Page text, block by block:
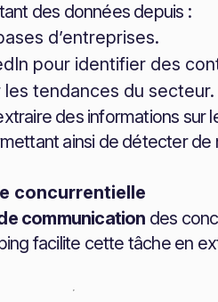
des données depuis :
d’entreprises.
pour identifier des
les tendances du secteur.
des informations sur
ainsi de détecter
concurrentielle
communication des
facilite cette tâche en